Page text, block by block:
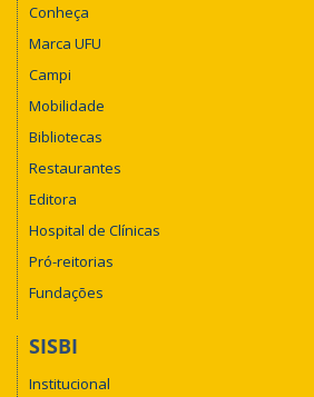
Conheça
Marca UFU
Campi
Mobilidade
Bibliotecas
Restaurantes
Editora
Hospital de Clínicas
Pró-reitorias
Fundações
SISBI
Institucional